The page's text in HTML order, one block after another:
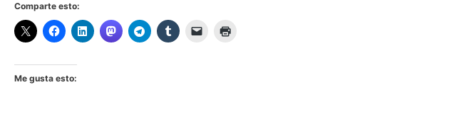
Comparte esto:
Me gusta esto: